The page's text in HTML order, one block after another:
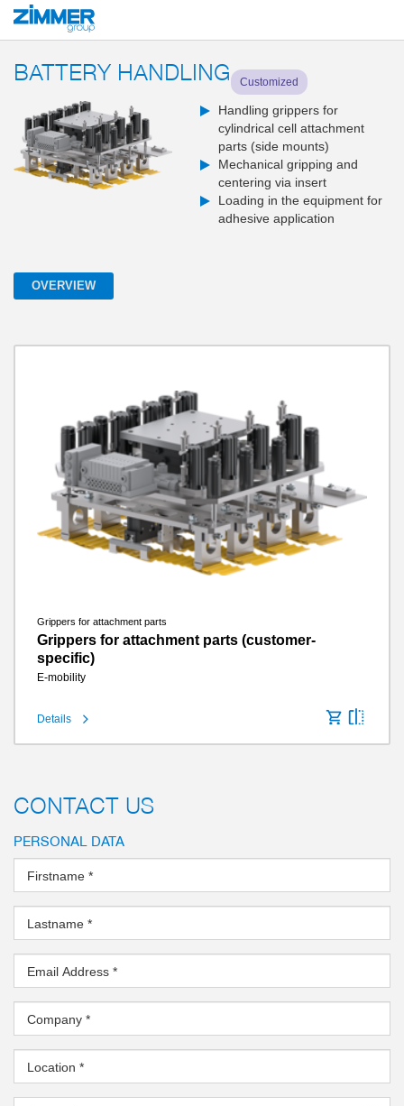
Start Products
BATTERY HANDLING Customized
Handling grippers for
cylindrical cell attachment
parts (side mounts)
Mechanical gripping and
centering via insert
Loading in the equipment for
adhesive application
OVERVIEW
Grippers for attachment parts
Grippers for attachment parts (customer-
specific)
E-mobility
Details
CONTACT US
PERSONAL DATA
Firstname *
Lastname *
Email Address *
Company *
Location *